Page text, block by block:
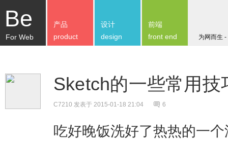
Be
For Web 为网而生
产品
product
设计
design
前端
front end
Sketch的一些常用技
C7210 发表于 2015-01-18 21:04 6
吃好晚饭洗好了热热的一